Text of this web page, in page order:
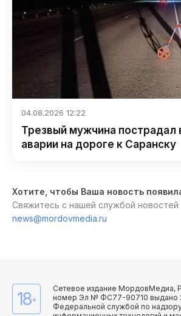
04.08.2026 12:22
Трезвый мужчина пострадал
аварии на дороге к Саранску
Хотите, чтобы Ваша новость
Свяжитесь с нашей службой новостей
news@mordovmedia.ru
18+
Сетевое издание МордовМедиа,
номер Эл № ФС77-90710 выдано
Федеральной службой по